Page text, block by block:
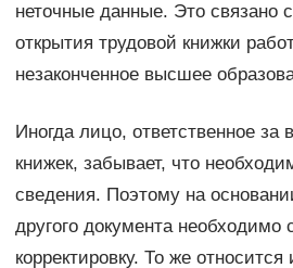
неточные данные. Это связано
открытия трудовой книжки
незаконченное высшее
Иногда лицо, ответственное за
книжек, забывает, что
сведения. Поэтому на
другого документа необходимо
корректировку. То же